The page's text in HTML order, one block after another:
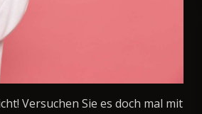
Versuchen Sie es doch mal mit